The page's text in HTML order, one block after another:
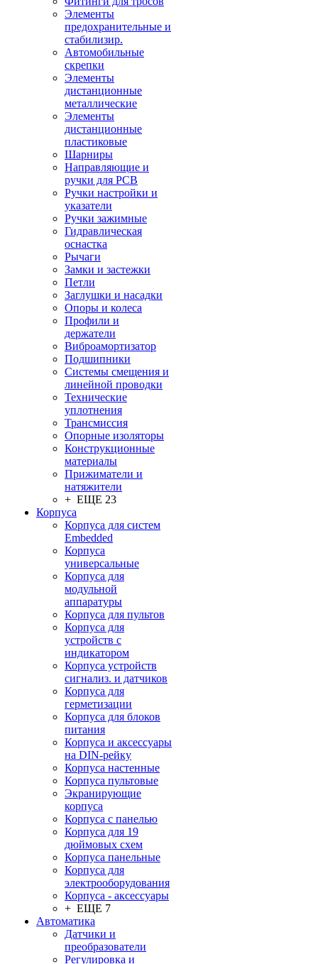
Элементы
предохранительные и
стабилизир.
Автомобильные
скрепки
Элементы
дистанционные
металлические
Элементы
дистанционные
пластиковые
Шарниры
Направляющие и
ручки для PCB
Ручки настройки и
указатели
Ручки зажимные
Гидравлическая
оснастка
Рычаги
Замки и застежки
Петли
Заглушки и насадки
Опоры и колеса
Профили и
держатели
Виброамортизатор
Подшипники
Системы смещения и
линейной проводки
Технические
уплотнения
Трансмиссия
Опорные изоляторы
Конструкционные
материалы
Прижиматели и
натяжители
+ ЕЩЕ 23
Корпуса
Корпуса для систем
Embedded
Корпуса
универсальные
Корпуса для
модульной
аппаратуры
Корпуса для пультов
Корпуса для
устройств с
индикатором
Корпуса устройств
сигнализ. и датчиков
Корпуса для
герметизации
Корпуса для блоков
питания
Корпуса и аксессуары
на DIN-рейку
Корпуса настенные
Корпуса пультовые
Экранирующие
корпуса
Корпуса с панелью
Корпуса для 19
дюймовых схем
Корпуса панельные
Корпуса для
электрооборудования
Корпуса - аксессуары
+ ЕЩЕ 7
Автоматика
Датчики и
преобразователи
Регулировка и